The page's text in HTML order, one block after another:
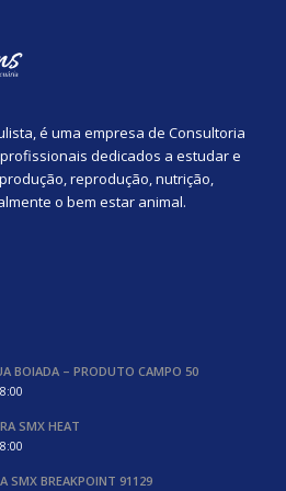
é uma empresa de Consultoria
dedicados a estudar e
reprodução, nutrição,
o bem estar animal.
BOIADA – PRODUTO CAMPO 50
SMX HEAT
SMX BREAKPOINT 91129